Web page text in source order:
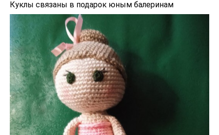
Куклы связаны в подарок юным балеринам